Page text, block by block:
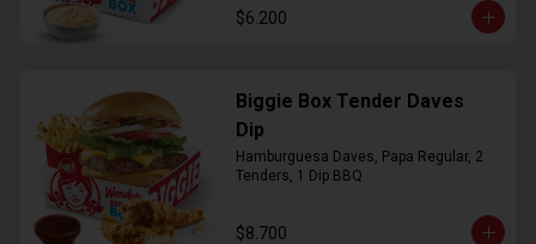
$6.200
Biggie Box Tender Daves
Dip
Hamburguesa Daves, Papa Regular, 2
Tenders, 1 Dip BBQ
$8.700